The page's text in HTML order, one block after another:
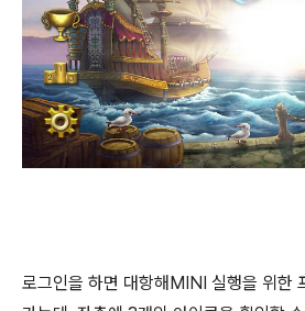
로그인을 하면 대항해MINI 실행을 위한